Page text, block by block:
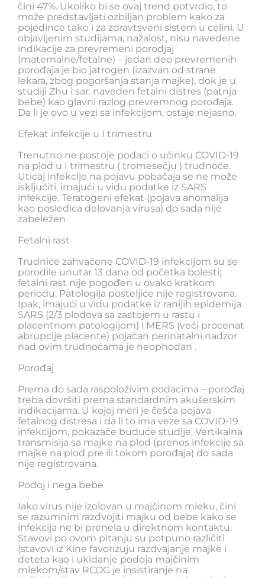
čini 47%. Ukoliko bi se ovaj trend potvrdio, to
može predstavljati ozbiljan problem kako za
pojedince tako i za zdravtsveni sistem u celini. U
objavljenim studijama, nažalost, nisu navedene
indikacije za prevremeni porodjaj
(maternalne/fetalne) – jedan deo prevremenih
porođaja je bio jatrogen (izazvan od strane
lekara, zbog pogoršanja stanja majke), dok je u
studiji Zhu i sar. naveden fetalni distres (patnja
bebe) kao glavni razlog prevremnog porođaja.
Da li je ovo u vezi sa infekcijom, ostaje nejasno.
Efekat infekcije u I trimestru
Trenutno ne postoje podaci o učinku COVID-19
na plod u I trimestru ( tromesečju ) trudnoće.
Uticaj infekcije na pojavu pobačaja se ne može
isključiti, imajući u vidu podatke iz SARS
infekcije. Teratogeni efekat (pojava anomalija
kao posledica delovanja virusa) do sada nije
zabeležen .
Fetalni rast
Trudnice zahvaćene COVID-19 infekcijom su se
porodile unutar 13 dana od početka bolesti;
fetalni rast nije pogođen u ovako kratkom
periodu. Patologija posteljice nije registrovana.
Ipak, imajući u vidu podatke iz ranijih epidemija
SARS (2/3 plodova sa zastojem u rastu i
placentnom patologijom) i MERS (veći procenat
abrupcije placente) pojačan perinatalni nadzor
nad ovim trudnoćama je neophodan .
Porođaj
Prema do sada raspoloživim podacima – porođaj
treba dovršiti prema standardnim akušerskim
indikacijama. U kojoj meri je češća pojava
fetalnog distresa i da li to ima veze sa COVID-19
infekcijom, pokazaće buduće studije. Vertikalna
transmisija sa majke na plod (prenos infekcije sa
majke na plod pre ili tokom porođaja) do sada
nije registrovana.
Podoj i nega bebe
Iako virus nije izolovan u majčinom mleku, čini
se razumnim razdvojiti majku od bebe kako se
infekcija ne bi prenela u direktnom kontaktu.
Stavovi po ovom pitanju su potpuno različiti
(stavovi iz Kine favorizuju razdvajanje majke i
deteta kao i ukidanje podoja majčinim
mlekom/stav RCOG je insistiranje na